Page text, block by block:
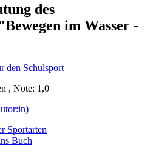
des
im Wasser -
, Note: 1,0
Sportarten
Buch